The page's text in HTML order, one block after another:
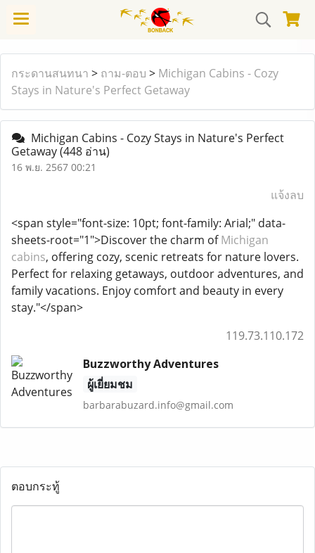
กระดานสนทนา > ถาม-ตอบ > Michigan Cabins - Cozy
Stays in Nature's Perfect Getaway
Michigan Cabins - Cozy Stays in Nature's Perfect
Getaway(448 อ่าน)
16 พ.ย. 2567 00:21
แจ้งลบ
<span style="font-size: 10pt; font-family: Arial;" data-
sheets-root="1">Discover the charm ofMichigan
cabins, offering cozy, scenic retreats for nature lovers.
Perfect for relaxing getaways, outdoor adventures, and
family vacations. Enjoy comfort and beauty in every
stay."</span>
119.73.110.172
Buzzworthy Adventures
ผู้เยี่ยมชม
barbarabuzard.info@gmail.com
ตอบกระทู้